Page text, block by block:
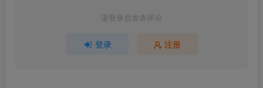
请登录后发表评论
登录 注册